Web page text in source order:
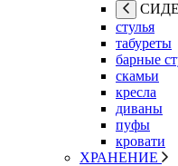
стулья
табуреты
барные
скамьи
кресла
диваны
пуфы
кровати
ХРАНЕНИЕ